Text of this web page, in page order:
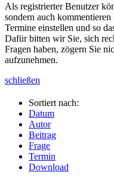
Als registrierter Benutzer
sondern auch
Termine einstellen und so
Dafür bitten wir Sie, sich
Fragen haben, zögern Sie
aufzunehmen.
schließen
Sortiert nach:
Datum
Autor
Beitrag
Frage
Termin
Download